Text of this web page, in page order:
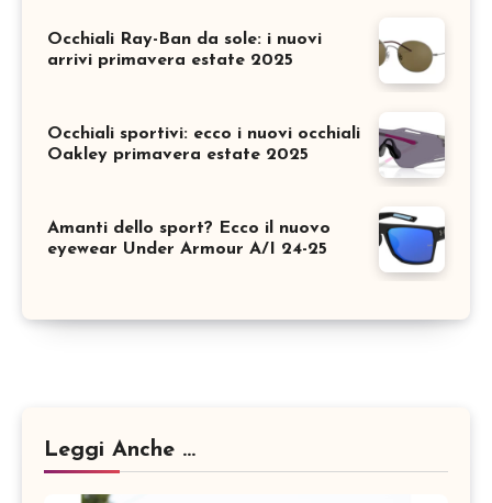
Occhiali Ray-Ban da sole: i nuovi
arrivi primavera estate 2025
Occhiali sportivi: ecco i nuovi occhiali
Oakley primavera estate 2025
Amanti dello sport? Ecco il nuovo
eyewear Under Armour A/I 24-25
Leggi Anche ...